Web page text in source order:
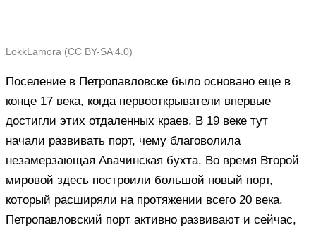
LokkLamora (CC BY-SA 4.0)
Поселение в Петропавловске было основано еще в
конце 17 века, когда первооткрыватели впервые
достигли этих отдаленных краев. В 19 веке тут
начали развивать порт, чему благоволила
незамерзающая Авачинская бухта. Во время Второй
мировой здесь построили большой новый порт,
который расширяли на протяжении всего 20 века.
Петропавловский порт активно развивают и сейчас,